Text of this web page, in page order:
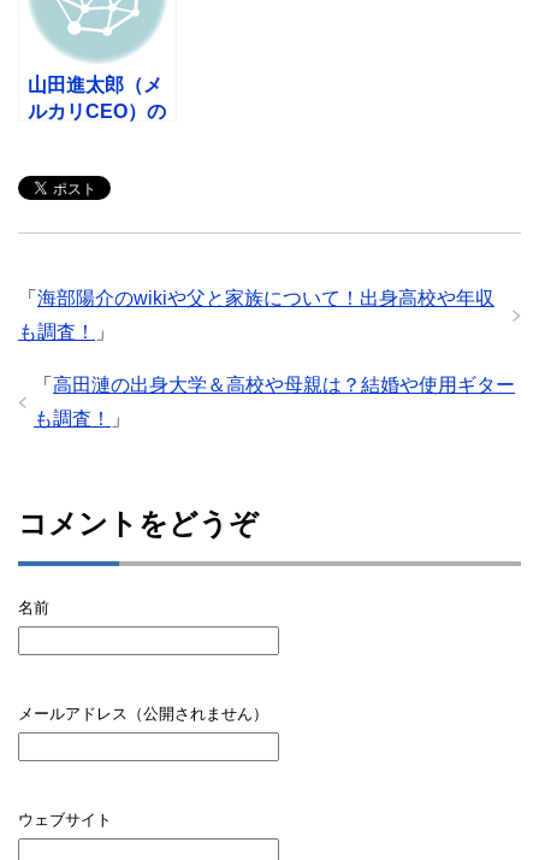
山田進太郎（メ
ルカリCEO）の
進！
「 海部陽介のwikiや父と家族について！出身高校や年収
も調査！
」
「 高田漣の出身大学＆高校や母親は？結婚や使用ギター
も調査！
」
コメントをどうぞ
名前
メールアドレス（公開されません）
ウェブサイト